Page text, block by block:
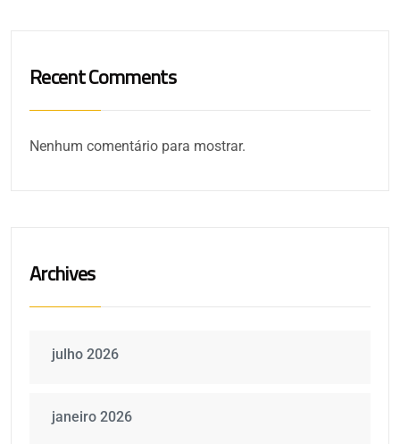
Recent Comments
Nenhum comentário para mostrar.
Archives
julho 2026
janeiro 2026